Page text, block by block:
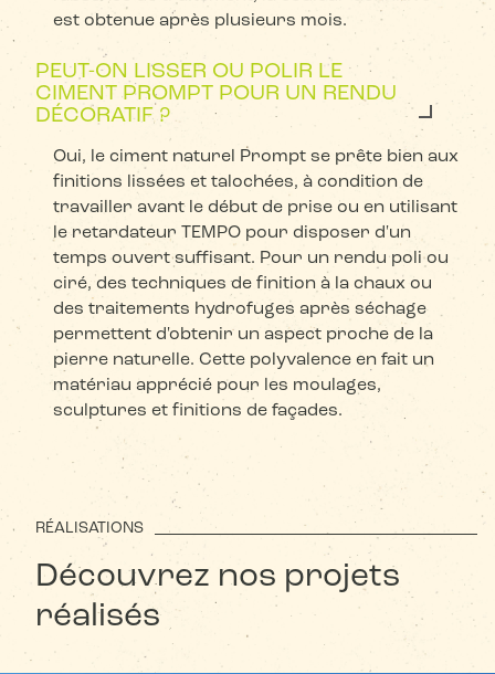
est obtenue après plusieurs mois.
PEUT-ON LISSER OU POLIR LE
CIMENT PROMPT POUR UN RENDU
DÉCORATIF ?
Oui, le ciment naturel Prompt se prête bien aux
finitions lissées et talochées, à condition de
travailler avant le début de prise ou en utilisant
le retardateur TEMPO pour disposer d'un
temps ouvert suffisant. Pour un rendu poli ou
ciré, des techniques de finition à la chaux ou
des traitements hydrofuges après séchage
permettent d'obtenir un aspect proche de la
pierre naturelle. Cette polyvalence en fait un
matériau apprécié pour les moulages,
sculptures et finitions de façades.
RÉALISATIONS
Découvrez nos projets
réalisés